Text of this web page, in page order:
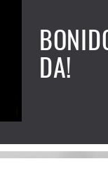
DA!